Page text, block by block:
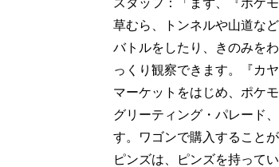
スタッフ：「まず、『ポケ
草むら、トンネルや山道な
バトルをしたり、きのみを
っくり観察できます。『カ
マーケットをはじめ、ポケ
グリーティング・パレード
す。ワゴンで購入すること
ピンズは、ピンズを持って